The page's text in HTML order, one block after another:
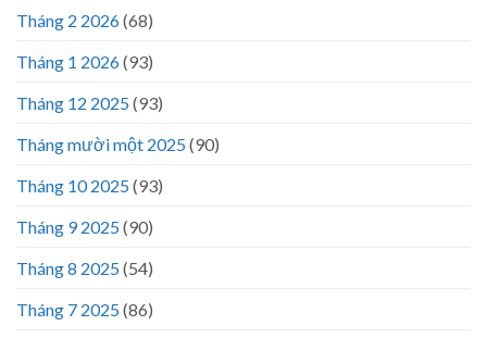
Tháng 2 2026(68)
Tháng 1 2026(93)
Tháng 12 2025(93)
Tháng mười một 2025(90)
Tháng 10 2025(93)
Tháng 9 2025(90)
Tháng 8 2025(54)
Tháng 7 2025(86)